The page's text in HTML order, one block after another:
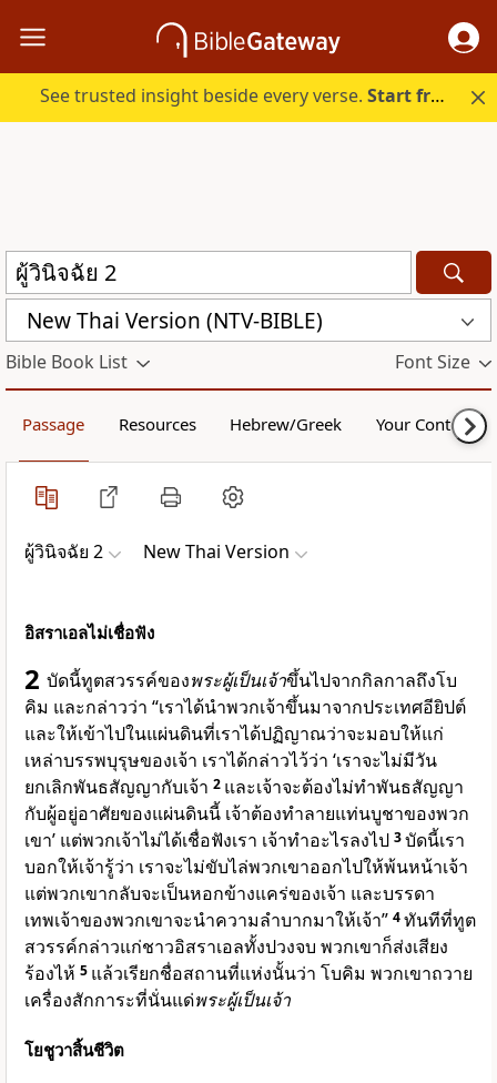
See trusted insight beside every verse.Start free.
New Thai Version (NTV-BIBLE)
Bible Book List Font Size
Passage Resources Hebrew/Greek Your Content
ผู้วินิจฉัย 2 New Thai Version
อิสราเอลไม่เชื่อฟัง
2 บัดนี้ทูตสวรรค์ของพระผู้เป็นเจ้าขึ้นไปจากกิลกาลถึงโบ
คิม และกล่าวว่า “เราได้นำพวกเจ้าขึ้นมาจากประเทศอียิปต์
และให้เข้าไปในแผ่นดินที่เราได้ปฏิญาณว่าจะมอบให้แก่
เหล่าบรรพบุรุษของเจ้า เราได้กล่าวไว้ว่า ‘เราจะไม่มีวัน
ยกเลิกพันธสัญญากับเจ้า 2 และเจ้าจะต้องไม่ทำพันธสัญญา
กับผู้อยู่อาศัยของแผ่นดินนี้ เจ้าต้องทำลายแท่นบูชาของพวก
เขา’ แต่พวกเจ้าไม่ได้เชื่อฟังเรา เจ้าทำอะไรลงไป 3บัดนี้เรา
บอกให้เจ้ารู้ว่า เราจะไม่ขับไล่พวกเขาออกไปให้พ้นหน้าเจ้า
แต่พวกเขากลับจะเป็นหอกข้างแคร่ของเจ้า และบรรดา
เทพเจ้าของพวกเขาจะนำความลำบากมาให้เจ้า” 4ทันทีที่ทูต
สวรรค์กล่าวแก่ชาวอิสราเอลทั้งปวงจบ พวกเขาก็ส่งเสียง
ร้องไห้ 5 แล้วเรียกชื่อสถานที่แห่งนั้นว่า โบคิม พวกเขาถวาย
เครื่องสักการะที่นั่นแด่พระผู้เป็นเจ้า
โยชูวาสิ้นชีวิต